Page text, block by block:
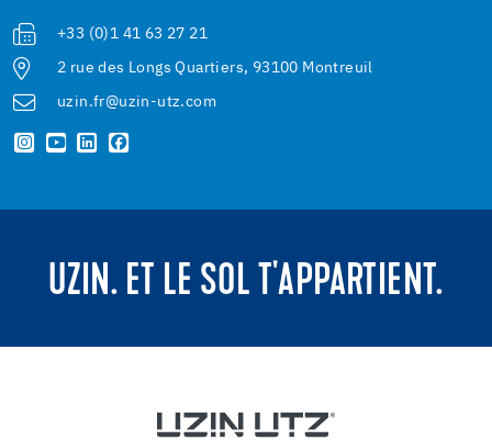
+33 (0)1 41 63 27 21
2 rue des Longs Quartiers, 93100 Montreuil
uzin.fr@uzin-utz.com
UZIN. ET LE SOL T'APPARTIENT.